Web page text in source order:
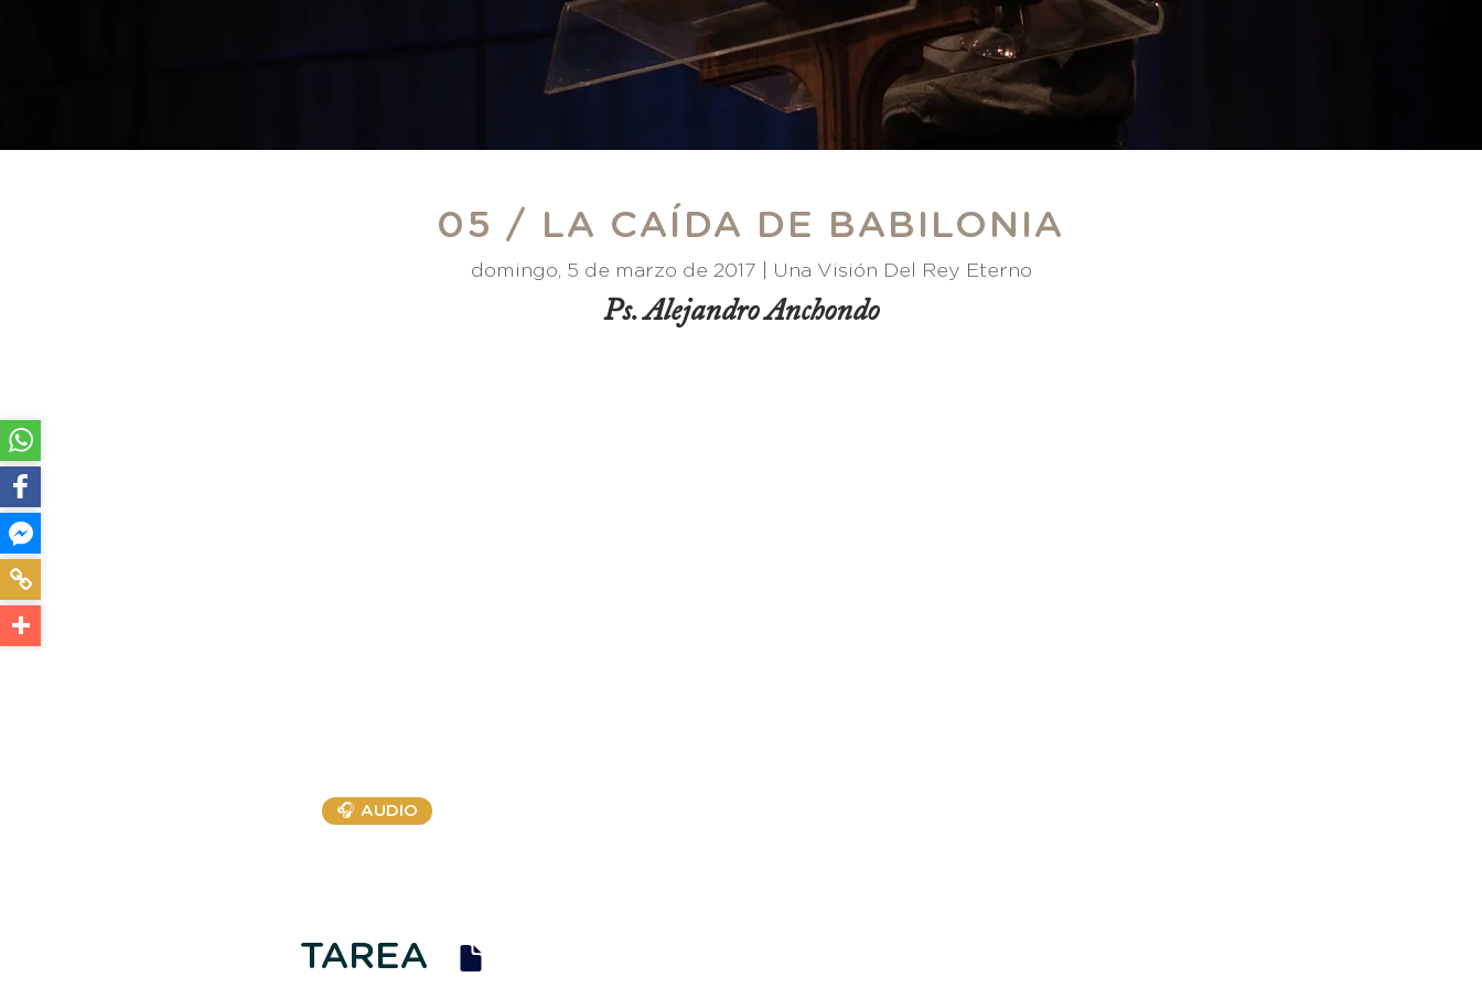
05 / LA CAÍDA DE BABILONIA
domingo, 5 de marzo de 2017 | Una Visión Del Rey Eterno
Ps. Alejandro Anchondo
🎧 AUDIO
TAREA